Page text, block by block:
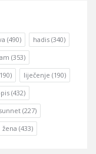
(490) hadis (340)
(353)
liječenje (190)
(432)
sunnet (227)
žena (433)